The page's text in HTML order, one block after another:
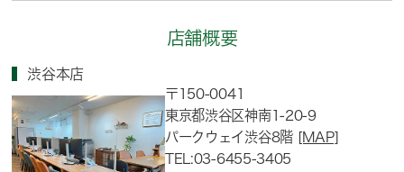
店舗概要
渋谷本店
〒150-0041
東京都渋谷区神南1-20-9
パークウェイ渋谷8階 [MAP]
TEL:03-6455-3405